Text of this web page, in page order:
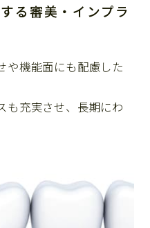
る審美・インプラ
や機能面にも配慮した
も充実させ、長期にわ